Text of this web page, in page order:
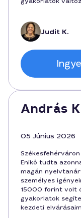
Ár-érték
rugalmasan
tanulást, ha
motivál és
Judit K.
András
05 Június 2026
Enikő tudta
magán
személyes
15000 forint volt
gyakorlatok
kezdeti